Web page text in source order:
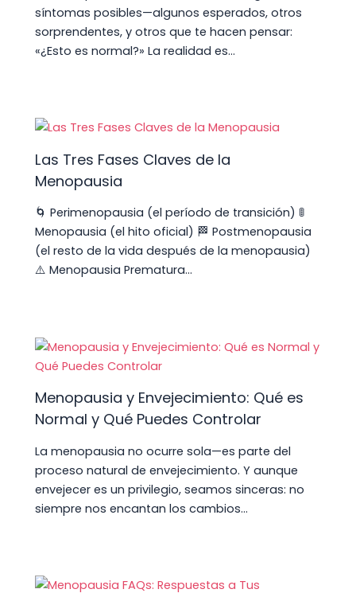
síntomas posibles—algunos esperados, otros
sorprendentes, y otros que te hacen pensar:
«¿Esto es normal?» La realidad es…
Las Tres Fases Claves de la
Menopausia
🌀 Perimenopausia (el período de transición) 🚦
Menopausia (el hito oficial) 🏁 Postmenopausia
(el resto de la vida después de la menopausia)
⚠️ Menopausia Prematura…
Menopausia y Envejecimiento: Qué es
Normal y Qué Puedes Controlar
La menopausia no ocurre sola—es parte del
proceso natural de envejecimiento. Y aunque
envejecer es un privilegio, seamos sinceras: no
siempre nos encantan los cambios…